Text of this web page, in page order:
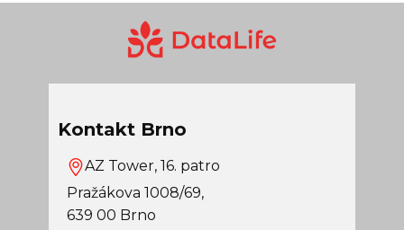
Kontakt Brno
AZ Tower, 16. patro
Pražákova 1008/69,
639 00 Brno